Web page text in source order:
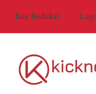
Box Redaksi